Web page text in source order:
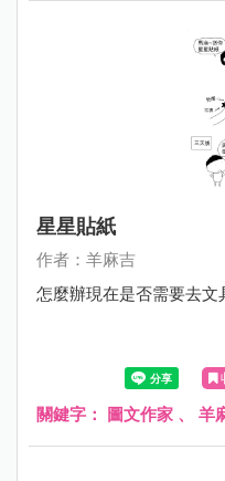
星星貼紙
作者：羊麻吉
怎麼辦現在是否需要去文
關鍵字： 圖文作家 、 羊